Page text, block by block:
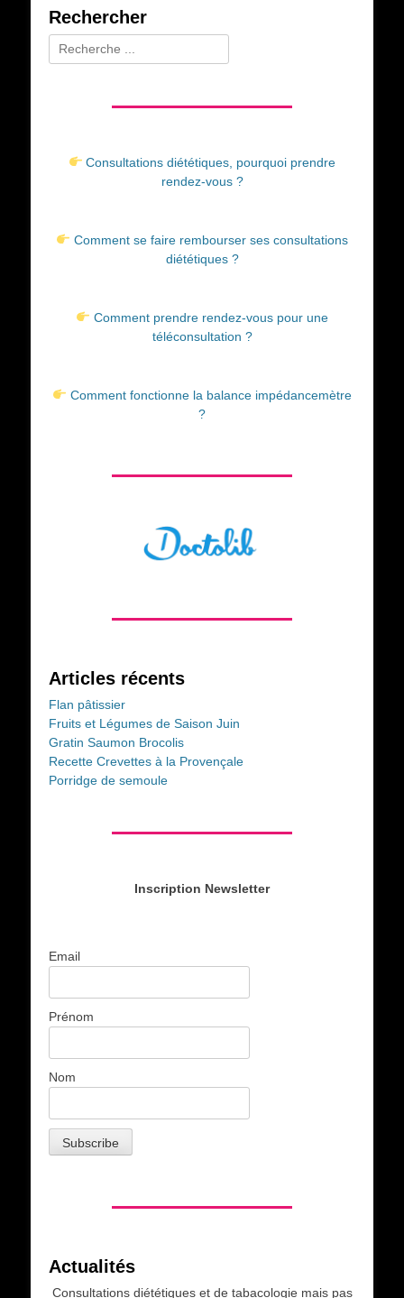
Rechercher
Rechercher :
Consultations diététiques, pourquoi prendre
rendez-vous ?
Comment se faire rembourser ses consultations
diététiques ?
Comment prendre rendez-vous pour une
téléconsultation ?
Comment fonctionne la balance impédancemètre
?
Articles récents
Flan pâtissier
Fruits et Légumes de Saison Juin
Gratin Saumon Brocolis
Recette Crevettes à la Provençale
Porridge de semoule
Inscription Newsletter
Email
Prénom
Nom
Actualités
Consultations diététiques et de tabacologie mais pas